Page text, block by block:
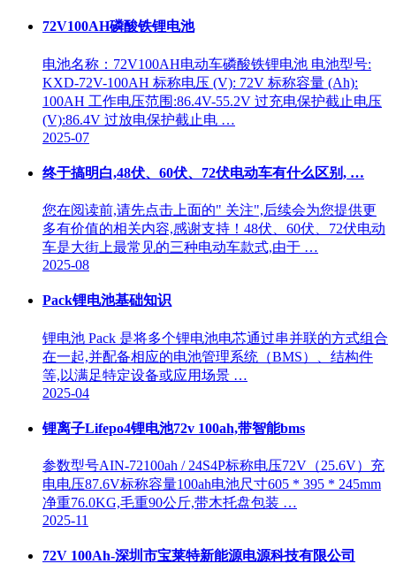
72V100AH磷酸铁锂电池
电池名称：72V100AH电动车磷酸铁锂电池 电池型号:
KXD-72V-100AH 标称电压 (V): 72V 标称容量 (Ah):
100AH 工作电压范围:86.4V-55.2V 过充电保护截止电压
(V):86.4V 过放电保护截止电 …
2025-07
终于搞明白,48伏、60伏、72伏电动车有什么区别, …
您在阅读前,请先点击上面的" 关注",后续会为您提供更
多有价值的相关内容,感谢支持！48伏、60伏、72伏电动
车是大街上最常见的三种电动车款式,由于 …
2025-08
Pack锂电池基础知识
锂电池 Pack 是将多个锂电池电芯通过串并联的方式组合
在一起,并配备相应的电池管理系统（BMS）、结构件
等,以满足特定设备或应用场景 …
2025-04
锂离子Lifepo4锂电池72v 100ah,带智能bms
参数型号AIN-72100ah / 24S4P标称电压72V（25.6V）充
电电压87.6V标称容量100ah电池尺寸605 * 395 * 245mm
净重76.0KG,毛重90公斤,带木托盘包装 …
2025-11
72V 100Ah-深圳市宝莱特新能源电源科技有限公司